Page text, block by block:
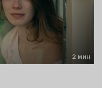
2 мин